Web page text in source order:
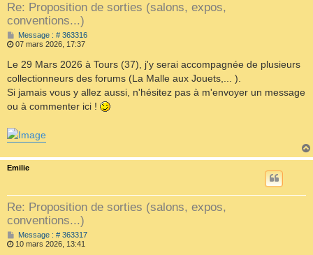
Re: Proposition de sorties (salons, expos,
conventions...)
Message : # 363316M
s
g
e
07 mars 2026, 17:37
Le 29 Mars 2026 à Tours (37), j'y serai accompagnée de plusieurs
collectionneurs des forums (La Malle aux Jouets,... ).
Si jamais vous y allez aussi, n'hésitez pas à m'envoyer un message
ou à commenter ici !
Emilie
Re: Proposition de sorties (salons, expos,
conventions...)
Message : # 363317M
10 mars 2026, 13:41